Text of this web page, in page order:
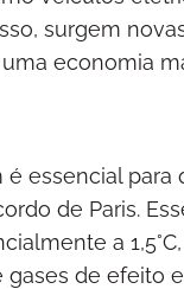
surgem
economia
essencial
de Paris.
a
gases de efeito